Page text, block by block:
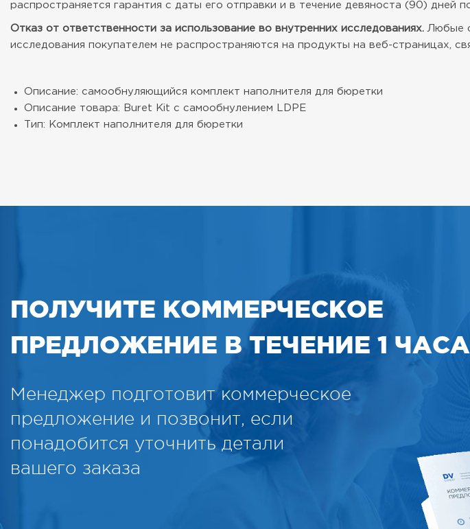
распространяется гарантия с даты его отправки и в течение девяноста (90) дней
Отказ от ответственности за использование во внутренних исследованиях. Любые
исследования покупателем не распространяются на продукты на веб-страницах,
Описание: самообнуляющийся комплект наполнителя для бюретки
Описание товара: Buret Kit с самообнулением LDPE
Тип: Комплект наполнителя для бюретки
ПОЛУЧИТЕ КОММЕРЧЕСКОЕ
ПРЕДЛОЖЕНИЕ В ТЕЧЕНИЕ 1 ЧАСА
Менеджер подготовит коммерческое
предложение и позвонит, если
понадобится уточнить детали
вашего заказа